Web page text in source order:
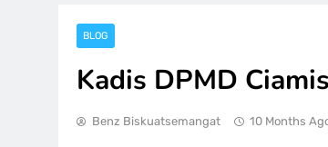
BLOG
Kadis DPMD
Benz Biskuatsemangat 10 Months